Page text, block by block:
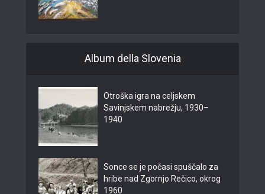
Album della Slovenia
Otroška igra na celjskem
Savinjskem nabrežju, 1930–
1940
Sonce se je počasi spuščalo za
hribe nad Zgornjo Rečico, okrog
1960